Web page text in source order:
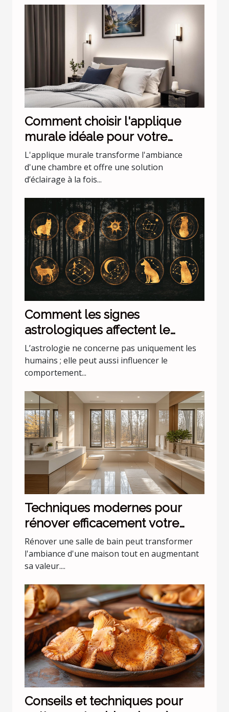
Comment choisir l'applique
murale idéale pour votre
chambre
L'applique murale transforme l'ambiance
d'une chambre et offre une solution
d’éclairage à la fois...
Comment les signes
astrologiques affectent le
comportement de nos animaux
domestiques
L’astrologie ne concerne pas uniquement les
humains ; elle peut aussi influencer le
comportement...
Techniques modernes pour
rénover efficacement votre
salle de bain
Rénover une salle de bain peut transformer
l'ambiance d'une maison tout en augmentant
sa valeur....
Conseils et techniques pour